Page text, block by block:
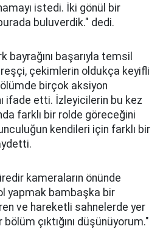
istedi. İki gönül bir
buluverdik." dedi.
bayrağını başarıyla temsil
çekimlerin oldukça keyifli
birçok aksiyon
ifade etti. İzleyicilerin bu kez
farklı bir rolde göreceğini
kendileri için farklı bir
kameraların önünde
yapmak bambaşka bir
ve hareketli sahnelerde yer
çıktığını düşünüyorum."